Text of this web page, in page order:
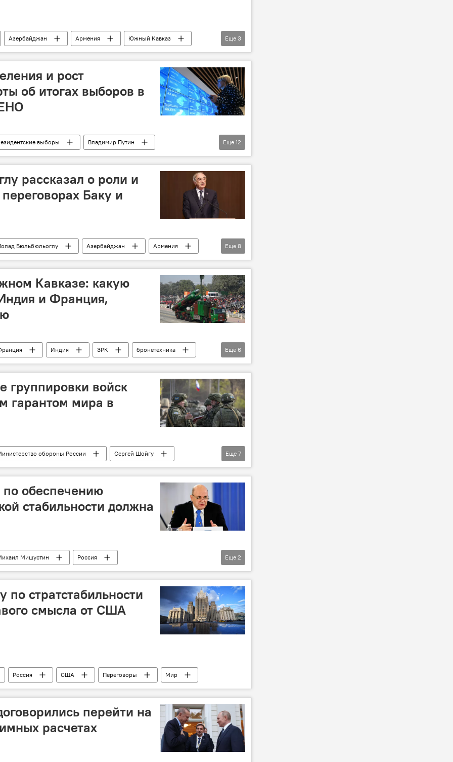
Азербайджан Армения
Южный Кавказ
секретарь НАТО Йенс Столтенберг
Еще 3
и рост
об итогах выборов в
выборы
Владимир Путин
Выбор
высокая явка
комментарий
Еще 12
рассказал о роли и
Баку и
Бюльбюльоглу Азербайджан
Армения
Москва
переговорная площадка
Еще 8
Кавказе: какую
и Франция,
Индия ЗРК
бронетехника
Южный Кавказ
военный эксперт Рамиль Мамедли
Еще 6
группировки войск
гарантом мира в
обороны России
Сергей Шойгу
Азербайджан Карабах
Мир
Еще 7
обеспечению
стабильности должна
Мишустин
Россия
госбюджет
Еще 2
стратстабильности
смысла от США
Россия США Переговоры Мир
перейти на
расчетах